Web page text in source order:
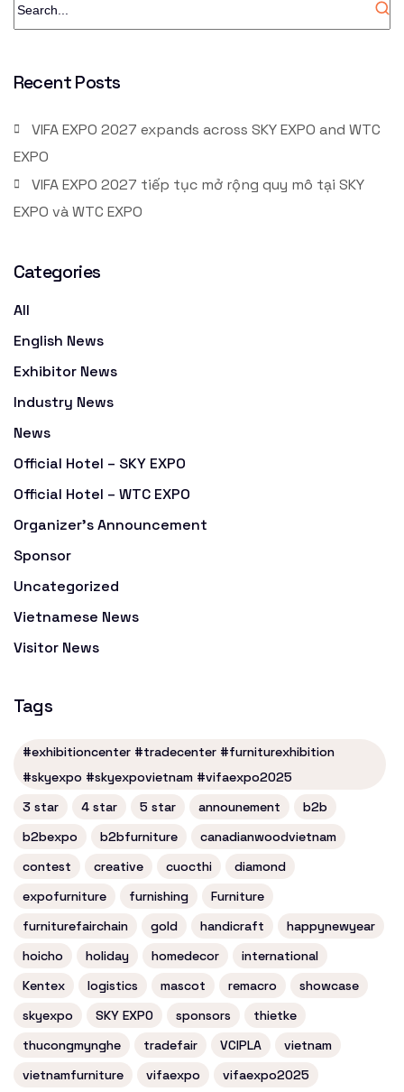
Recent Posts
VIFA EXPO 2027 expands across SKY EXPO and WTC
EXPO
VIFA EXPO 2027 tiếp tục mở rộng quy mô tại SKY
EXPO và WTC EXPO
Categories
All
English News
Exhibitor News
Industry News
News
Official Hotel – SKY EXPO
Official Hotel – WTC EXPO
Organizer's Announcement
Sponsor
Uncategorized
Vietnamese News
Visitor News
Tags
#exhibitioncenter #tradecenter #furniturexhibition
#skyexpo #skyexpovietnam #vifaexpo2025
3 star
4 star 5 star announement
b2b
b2bexpo
b2bfurniture
canadianwoodvietnam
contest
creative cuocthi
diamond
expofurniture
furnishing
Furniture
furniturefairchain
gold handicraft
happynewyear
hoicho
holiday homedecor
international
Kentex
logistics mascot remacro
showcase
skyexpo
SKY EXPO sponsors
thietke
thucongmynghe
tradefair VCIPLA
vietnam
vietnamfurniture
vifaexpo vifaexpo2025